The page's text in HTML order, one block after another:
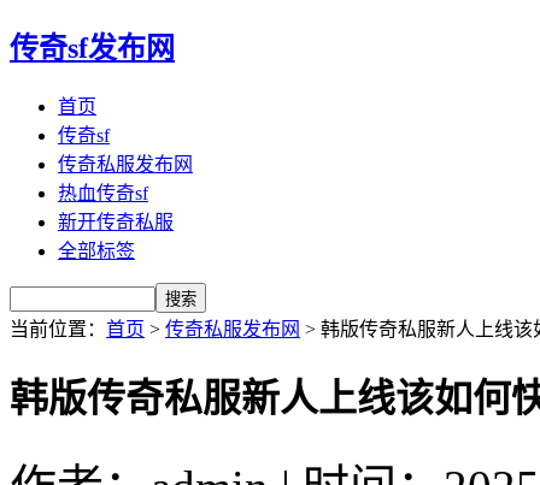
传奇sf发布网
首页
传奇sf
传奇私服发布网
热血传奇sf
新开传奇私服
全部标签
当前位置： 首页 > 传奇私服发布网 > 韩版传奇私服新人上线
韩版传奇私服新人上线该如何